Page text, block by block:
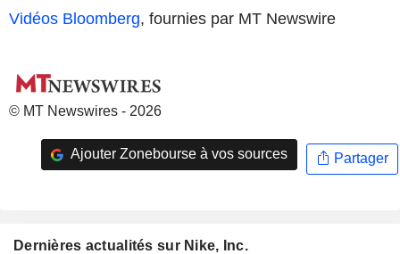
Vidéos Bloomberg, fournies par MT Newswire
© MT Newswires - 2026
Ajouter Zonebourse à vos sources Partager
Dernières actualités sur Nike, Inc.